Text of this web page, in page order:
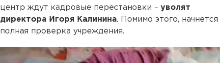
центр ждут кадровые перестановки – уволят
директора Игоря Калинина. Помимо этого, начнется
полная проверка учреждения.